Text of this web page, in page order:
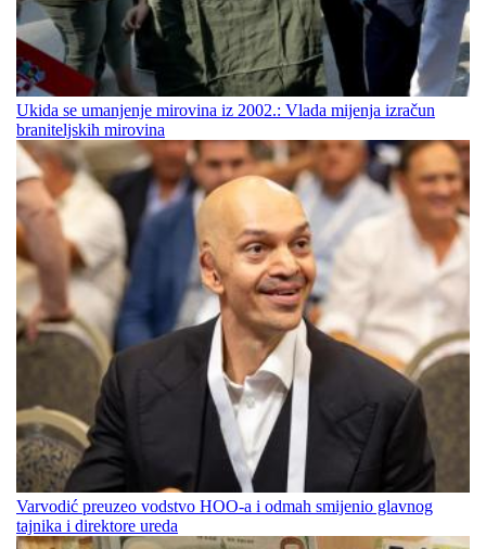
Ukida se umanjenje mirovina iz 2002.: Vlada mijenja izračun
braniteljskih mirovina
Varvodić preuzeo vodstvo HOO-a i odmah smijenio glavnog
tajnika i direktore ureda